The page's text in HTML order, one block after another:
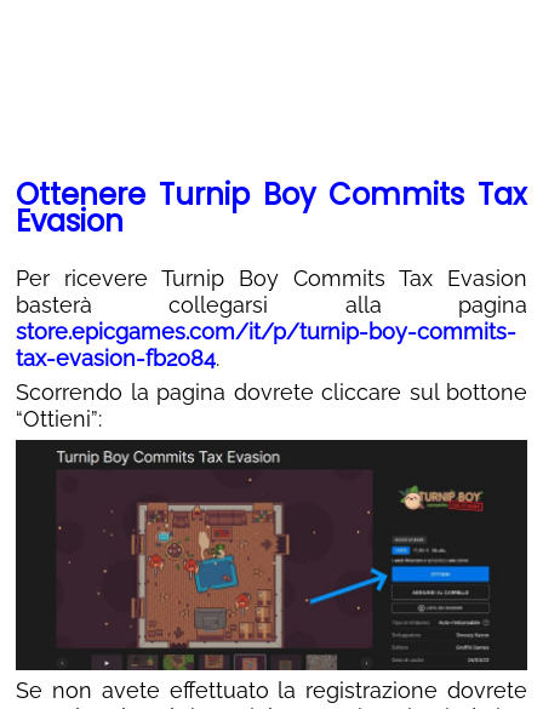
Ottenere Turnip Boy Commits Tax
Evasion
Per ricevere Turnip Boy Commits Tax Evasion
basterà collegarsi alla pagina
store.epicgames.com/it/p/turnip-boy-commits-
tax-evasion-fb2084.
Scorrendo la pagina dovrete cliccare sul bottone
“Ottieni”:
Se non avete effettuato la registrazione dovrete